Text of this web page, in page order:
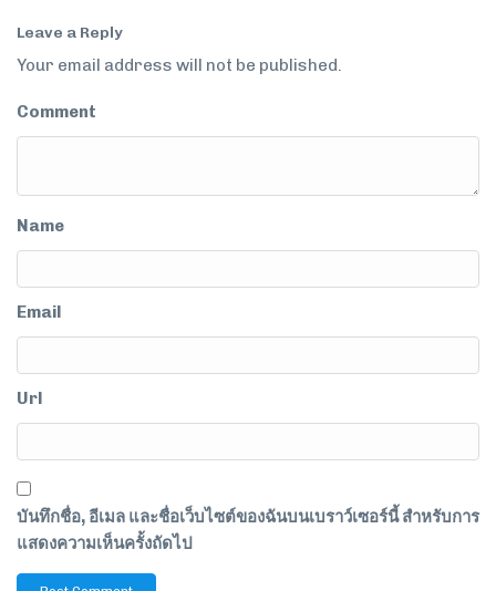
Leave a Reply
Your email address will not be published.
Comment
Name
Email
Url
บันทึกชื่อ, อีเมล และชื่อเว็บไซต์ของฉันบนเบราว์เซอร์นี้ สำหรับการ
แสดงความเห็นครั้งถัดไป